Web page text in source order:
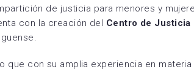
de justicia para menores y
con la creación del Centro de Justicia
que con su amplia experiencia en